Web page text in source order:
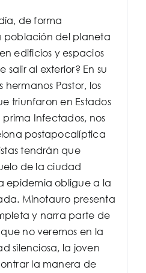
de forma
población del planeta
edificios y espacios
al exterior? En su
Pastor, los
triunfaron en Estados
prima Infectados, nos
postapocalíptica
tendrán que
de la ciudad
epidemia obligue a la
Minotauro presenta
y narra parte de
no veremos en la
silenciosa, la joven
la manera de